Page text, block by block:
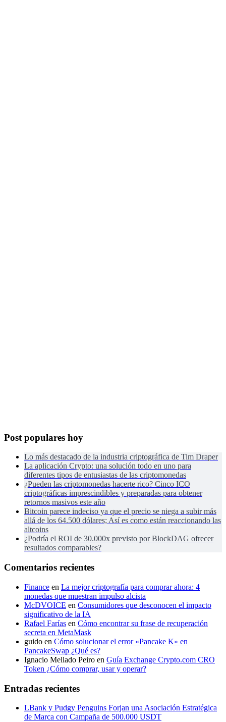
Post populares hoy
Lo más destacado de la industria criptográfica de Tim Draper
La aplicación Crypto: una solución todo en uno para
diferentes tipos de entusiastas de las criptomonedas
¿Pueden las criptomonedas hacerte rico? Cinco ICO
criptográficas imprescindibles y preparadas para obtener
retornos masivos este año
Bitcoin parece indeciso ya que el precio se niega a subir más
allá de los 64.500 dólares; Así es como están reaccionando las
altcoins
¿Podría el ROI de 30.000x previsto por BlockDAG ofrecer
resultados comparables?
Comentarios recientes
Finance en La mejor criptografía para comprar ahora: 4
monedas que muestran impulso alcista
McDVOICE en Consumidores que desconocen el impacto
significativo de la IA
Rafael Farías en Cómo encontrar su frase de recuperación
secreta en MetaMask
guido en Cómo solucionar el error «Pancake K» en
PancakeSwap ¿Qué es?
Ignacio Mellado Peiro en Guía Exchange Crypto.com CRO
Token ¿Cómo comprar, usar y operar?
Entradas recientes
LBank y Pudgy Penguins Forjan una Asociación Estratégica
de Marca con Campaña de 500.000 USDT